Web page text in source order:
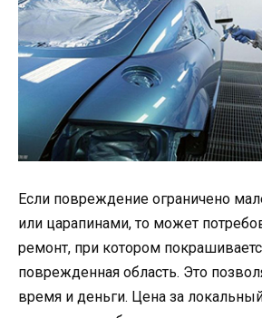
Если повреждение ограничено
или царапинами, то может
ремонт, при котором
поврежденная область. Это
время и деньги. Цена за